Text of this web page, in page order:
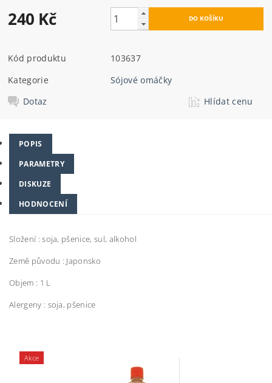
240 Kč
Kód produktu
103637
Kategorie
Sójové omáčky
Dotaz
Hlídat cenu
POPIS
PARAMETRY
DISKUZE
HODNOCENÍ
Složení : soja, pšenice, sul, alkohol
Země původu : Japonsko
Objem : 1 L
Alergeny : soja, pšenice
Akce